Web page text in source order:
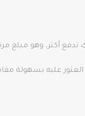
بعد الظهر أو في الليل. إنه يصل إلى 4-5 ليرة – إذا وجدت نفسك تدفع أكثر،